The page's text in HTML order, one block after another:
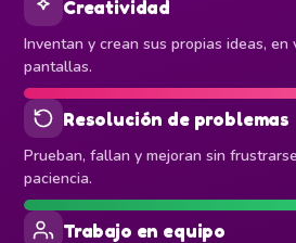
Creatividad
Inventan y crean sus propias ideas, en
pantallas.
Resolución de problemas
Prueban, fallan y mejoran sin
paciencia.
Trabajo en equipo